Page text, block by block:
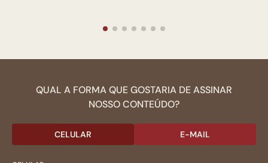
QUAL A FORMA QUE GOSTARIA DE ASSINAR
NOSSO CONTEÚDO?
CELULAR E-MAIL